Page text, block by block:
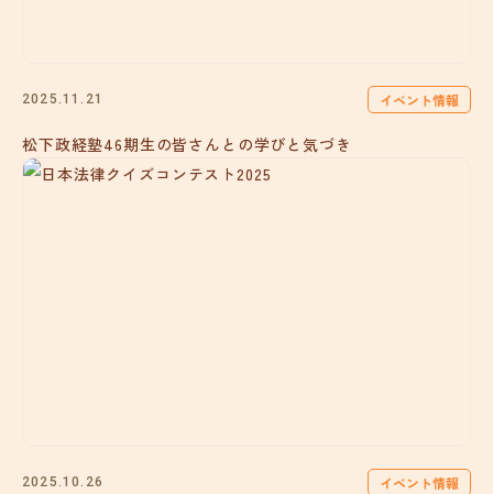
2025.11.21 イベント情報
松下政経塾46期生の皆さんとの学びと気づき
2025.10.26 イベント情報